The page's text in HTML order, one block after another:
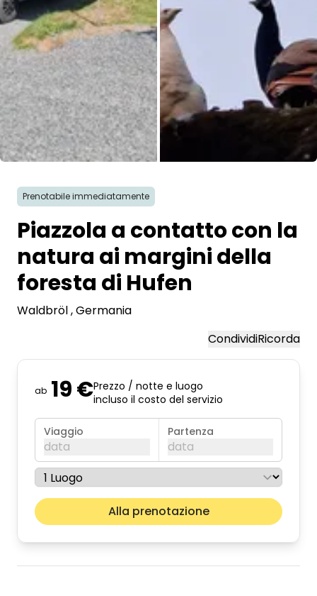
Prenotabile immediatamente
Piazzola a contatto con la
natura ai margini della
foresta di Hufen
Waldbröl, Germania
CondividiRicorda
ab 19 €Prezzo / notte e luogo
incluso il costo del servizio
Viaggio
data
Partenza
data
agosto 2026
Il
mer gio ven
Alla prenotazione